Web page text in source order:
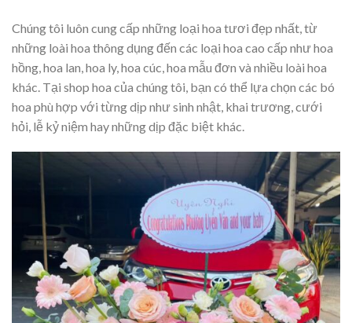
Chúng tôi luôn cung cấp những loại hoa tươi đẹp nhất, từ
những loài hoa thông dụng đến các loại hoa cao cấp như hoa
hồng, hoa lan, hoa ly, hoa cúc, hoa mẫu đơn và nhiều loài hoa
khác. Tại shop hoa của chúng tôi, bạn có thể lựa chọn các bó
hoa phù hợp với từng dịp như sinh nhật, khai trương, cưới
hỏi, lễ kỷ niệm hay những dịp đặc biệt khác.